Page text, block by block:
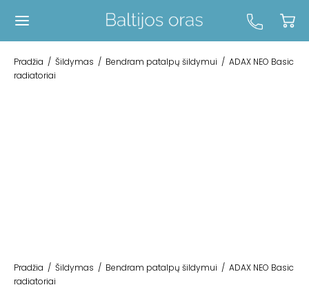
Pradžia / Šildymas / Bendram patalpų šildymui / ADAX NEO Basic
radiatoriai
Pradžia / Šildymas / Bendram patalpų šildymui / ADAX NEO Basic
radiatoriai